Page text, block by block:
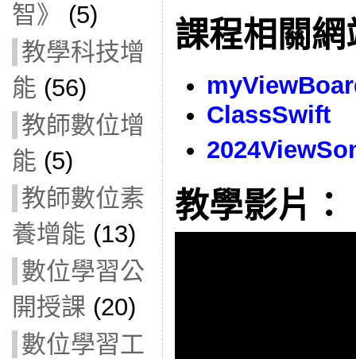
智》
(5)
教學科技增
能 (56)
教師數位增
能 (5)
教師數位素
養增能 (13)
數位學習公
開授課 (20)
數位學習工
課程相關網
ClassSwift
教學影片：